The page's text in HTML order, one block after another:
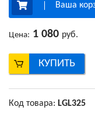
Ваша
Цена: 1 080 руб.
КУПИТЬ
Код товара: LGL325